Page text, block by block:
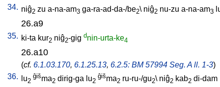
34. niĝ2 zu a-na-am3 ga-ra-ad-da-/be2\ niĝ2 nu-zu a-na-am3
26.a9
35. ki-ta kur2 niĝ2-gig dnin-urta-ke4
26.a10
(cf. 6.1.03.170, 6.1.25.13, 6.2.5: BM 57994 Seg. A ll. 1-3)
36.
lu2
ĝišma2 dirig-ga lu2
ĝišma2 ru-ru-/gu2\ niĝ2 kab2 di-dam